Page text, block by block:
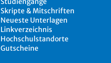
Skripte & Mitschriften
Neueste Unterlagen
Linkverzeichnis
Hochschulstandorte
Gutscheine